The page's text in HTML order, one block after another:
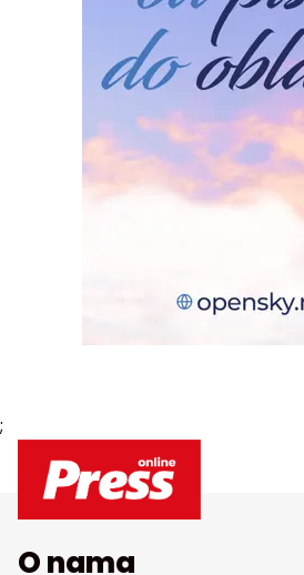
;
O nama